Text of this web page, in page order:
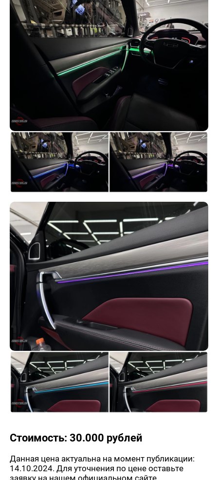
Стоимость: 30.000 рублей
Данная цена актуальна на момент публикации:
14.10.2024. Для уточнения по цене оставьте
заявку на нашем официальном сайте.